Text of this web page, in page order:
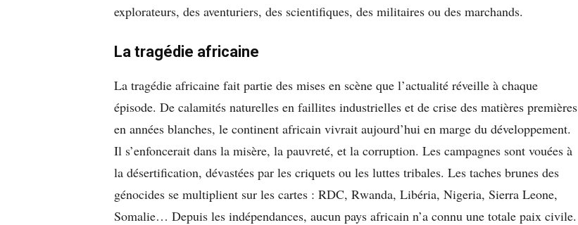
explorateurs, des aventuriers, des scientifiques, des militaires ou des marchands.
La tragédie africaine
La tragédie africaine fait partie des mises en scène que l’actualité réveille à chaque
épisode. De calamités naturelles en faillites industrielles et de crise des matières premières
en années blanches, le continent africain vivrait aujourd’hui en marge du développement.
Il s’enfoncerait dans la misère, la pauvreté, et la corruption. Les campagnes sont vouées à
la désertification, dévastées par les criquets ou les luttes tribales. Les taches brunes des
génocides se multiplient sur les cartes : RDC, Rwanda, Libéria, Nigeria, Sierra Leone,
Somalie… Depuis les indépendances, aucun pays africain n’a connu une totale paix civile.